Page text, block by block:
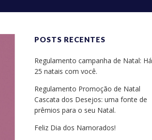
POSTS RECENTES
Regulamento campanha de Natal: Há
25 natais com você.
Regulamento Promoção de Natal
Cascata dos Desejos: uma fonte de
prêmios para o seu Natal.
Feliz Dia dos Namorados!